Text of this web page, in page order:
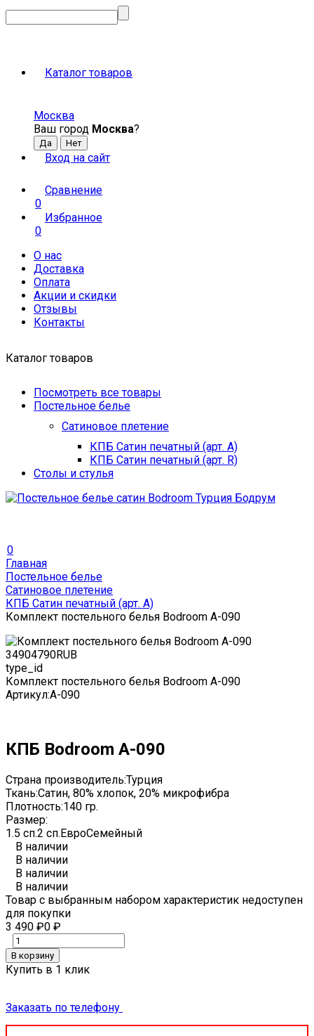
Каталог товаров
Москва
Ваш город Москва?
Вход на сайт
Сравнение
0
Избранное
0
О нас
Доставка
Оплата
Акции и скидки
Отзывы
Контакты
Каталог товаров
Посмотреть все товары
Постельное белье
Сатиновое плетение
КПБ Сатин печатный (арт. A)
КПБ Сатин печатный (арт. R)
Столы и стулья
0
Главная
Постельное белье
Сатиновое плетение
КПБ Сатин печатный (арт. A)
Комплект постельного белья Bodroom A-090
34904790RUB
type_id
Комплект постельного белья Bodroom A-090
Артикул:A-090
КПБ Bodroom A-090
Страна производитель:Турция
Ткань:Сатин, 80% хлопок, 20% микрофибра
Плотность:140 гр.
Размер:
1.5 сп.2 сп.ЕвроСемейный
В наличии
В наличии
В наличии
В наличии
Товар с выбранным набором характеристик недоступен
для покупки
3 490 ₽0 ₽
В корзину
Купить в 1 клик
Заказать по телефону